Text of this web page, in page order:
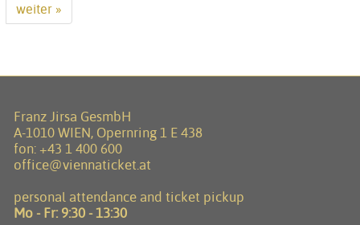
weiter »
Franz Jirsa GesmbH
A-1010 WIEN, Opernring 1 E 438
fon: +43 1 400 600
office@viennaticket.at
personal attendance and ticket pickup
Mo - Fr: 9:30 - 13:30